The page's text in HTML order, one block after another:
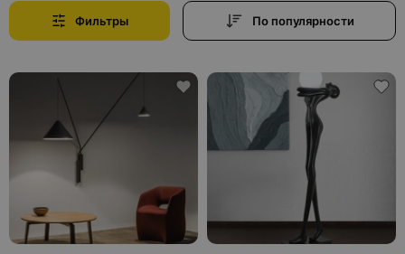
Фильтры По популярности